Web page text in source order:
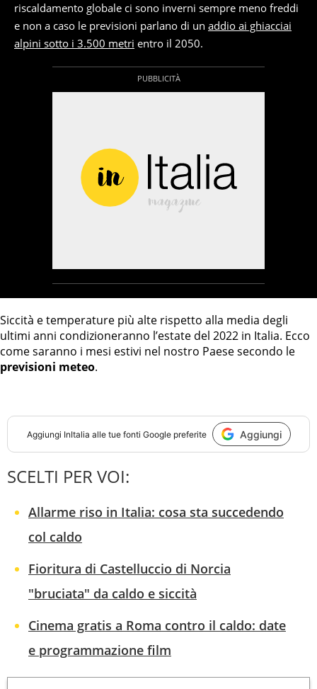
riscaldamento globale ci sono inverni sempre meno freddi
e non a caso le previsioni parlano di un addio ai ghiacciai
alpini sotto i 3.500 metri entro il 2050.
Siccità e temperature più alte rispetto alla media degli
ultimi anni condizioneranno l’estate del 2022 in Italia. Ecco
come saranno i mesi estivi nel nostro Paese secondo le
previsioni meteo.
Aggiungi InItalia alle tue fonti Google preferite Aggiungi
SCELTI PER VOI:
Allarme riso in Italia: cosa sta succedendo
col caldo
Fioritura di Castelluccio di Norcia
"bruciata" da caldo e siccità
Cinema gratis a Roma contro il caldo: date
e programmazione film